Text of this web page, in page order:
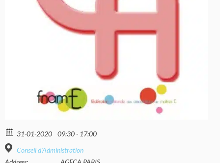
31-01-2020
09:30 - 17:00
Conseil d'Administration